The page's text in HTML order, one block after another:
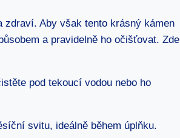
Aby však tento krásný kámen
a pravidelně ho očišťovat. Zde
pod tekoucí vodou nebo ho
svitu, ideálně během úplňku.